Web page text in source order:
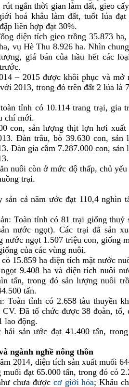
ngắn thời gian làm đất, gieo
hoá khâu làm đất, tuốt lúa đạt
liên hợp đạt 30%.
diện tích gieo trồng 35.873
vụ Hè Thu 8.926 ha. Nhìn
giá bán của hầu hết các
– 2015 được khôi phục và mở
2013, trong đó trên đất 2 lúa là
tỉnh có 10.114 trang trại, gia
chí mới.
con, sản lượng thịt lợn hơi xuất
Đàn trâu, bò 39.630 con, sản
Đàn gia cầm 7.287.000 con,
nuôi còn ở mức độ thấp, chủ
trại.
sản cả năm ước đạt 110,4 nghìn
Toàn tỉnh có 81 trại giống thuỷ
nước ngọt). Các trại đã sản
nước ngọt 1.507 triệu con, giống
của các vùng nuôi.
15.859 ha diện tích mặt nước
9.408 ha và diện tích nuôi
tấn, trong đó sản lượng nuôi
tấn.
Toàn tỉnh có 2.658 tàu thuyền
CV. Đã tổ chức được 38 đoàn,
lao động.
hải sản ước đạt 41.400 tấn,
ngành nghề nông thôn
2014, diện tích sản xuất muối
đạt 65.000 tấn, trong đó có
chưa đượccơ giới hóa; Khâu